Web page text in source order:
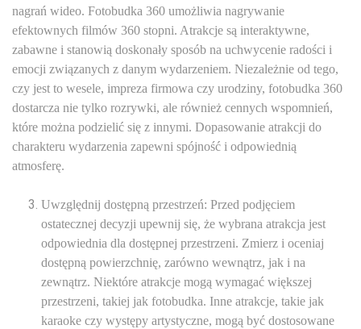
nagrań wideo. Fotobudka 360 umożliwia nagrywanie
efektownych filmów 360 stopni. Atrakcje są interaktywne,
zabawne i stanowią doskonały sposób na uchwycenie radości i
emocji związanych z danym wydarzeniem. Niezależnie od tego,
czy jest to wesele, impreza firmowa czy urodziny, fotobudka 360
dostarcza nie tylko rozrywki, ale również cennych wspomnień,
które można podzielić się z innymi. Dopasowanie atrakcji do
charakteru wydarzenia zapewni spójność i odpowiednią
atmosferę.
Uwzględnij dostępną przestrzeń: Przed podjęciem
ostatecznej decyzji upewnij się, że wybrana atrakcja jest
odpowiednia dla dostępnej przestrzeni. Zmierz i oceniaj
dostępną powierzchnię, zarówno wewnątrz, jak i na
zewnątrz. Niektóre atrakcje mogą wymagać większej
przestrzeni, takiej jak fotobudka. Inne atrakcje, takie jak
karaoke czy występy artystyczne, mogą być dostosowane